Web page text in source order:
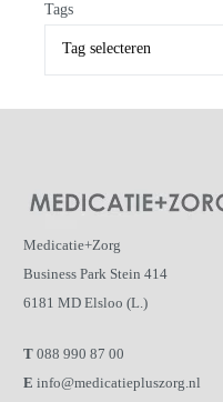
Tags
Medicatie+Zorg
Business Park Stein 414
6181 MD Elsloo (L.)
T 088 990 87 00
E info@medicatiepluszorg.nl